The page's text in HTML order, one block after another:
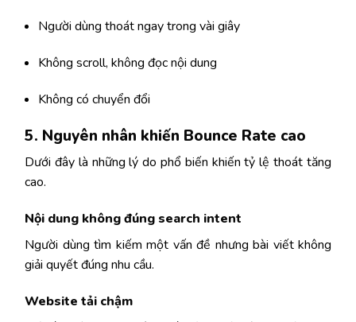
Người dùng thoát ngay trong vài giây
Không scroll, không đọc nội dung
Không có chuyển đổi
5. Nguyên nhân khiến Bounce Rate cao
Dưới đây là những lý do phổ biến khiến tỷ lệ thoát tăng
cao.
Nội dung không đúng search intent
Người dùng tìm kiếm một vấn đề nhưng bài viết không
giải quyết đúng nhu cầu.
Website tải chậm